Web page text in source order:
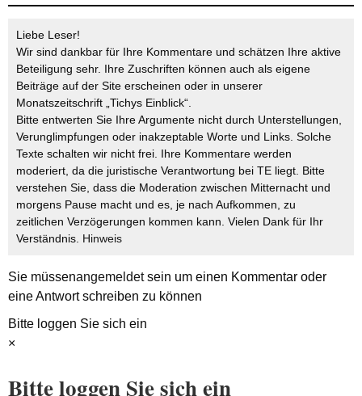
Liebe Leser!
Wir sind dankbar für Ihre Kommentare und schätzen Ihre aktive
Beteiligung sehr. Ihre Zuschriften können auch als eigene
Beiträge auf der Site erscheinen oder in unserer
Monatszeitschrift „Tichys Einblick“.
Bitte entwerten Sie Ihre Argumente nicht durch Unterstellungen,
Verunglimpfungen oder inakzeptable Worte und Links. Solche
Texte schalten wir nicht frei. Ihre Kommentare werden
moderiert, da die juristische Verantwortung bei TE liegt. Bitte
verstehen Sie, dass die Moderation zwischen Mitternacht und
morgens Pause macht und es, je nach Aufkommen, zu
zeitlichen Verzögerungen kommen kann. Vielen Dank für Ihr
Verständnis. Hinweis
Sie müssenangemeldetsein um einen Kommentar oder
eine Antwort schreiben zu können
Bitte loggen Sie sich ein
×
Bitte loggen Sie sich ein